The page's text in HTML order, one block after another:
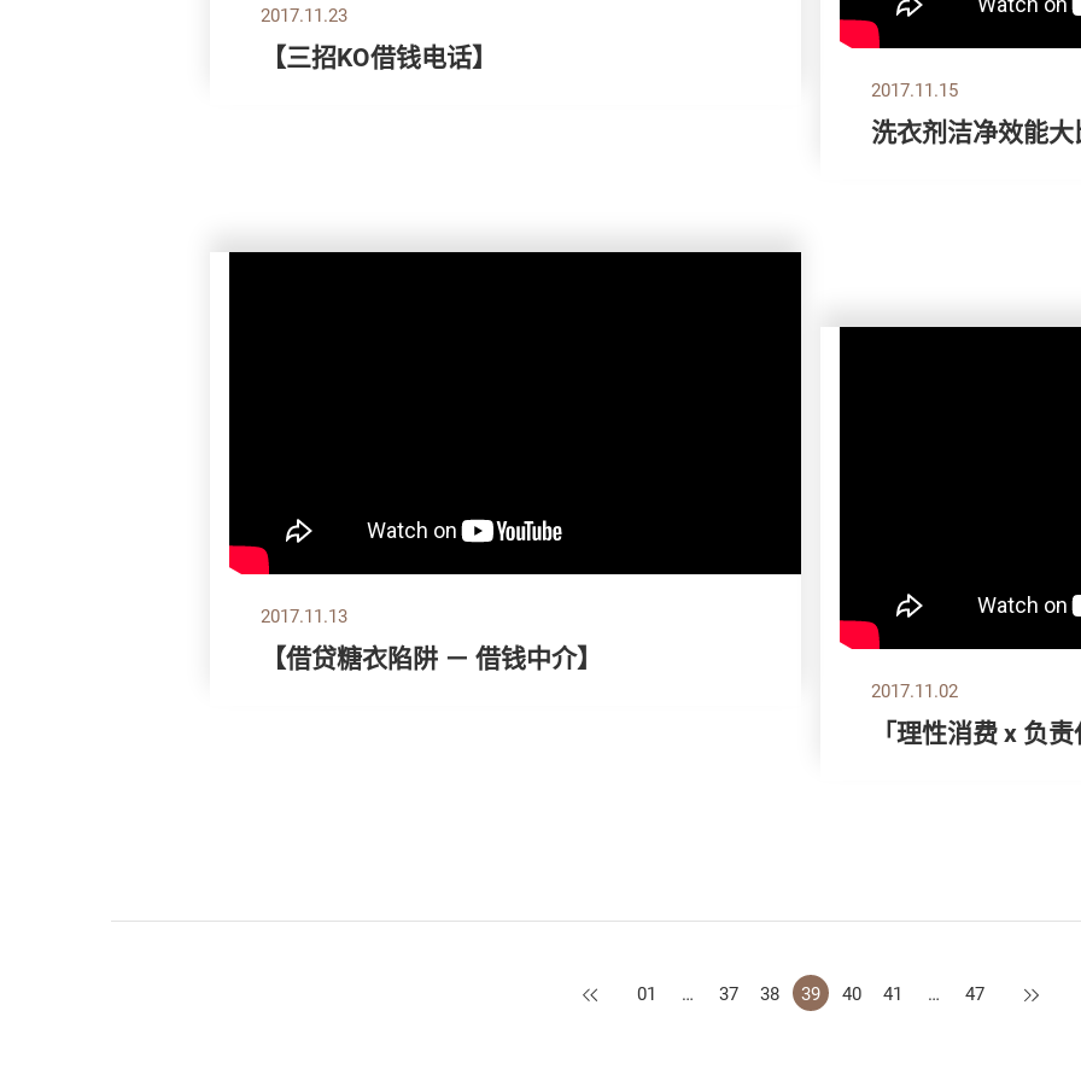
2017.11.23
【三招KO借钱电话】
2017.11.15
洗衣剂洁净效能大
2017.11.13
【借贷糖衣陷阱 － 借钱中介】
2017.11.02
「理性消费 x 负
上一页
01 … 37 38 39 40 41 … 47 下一页